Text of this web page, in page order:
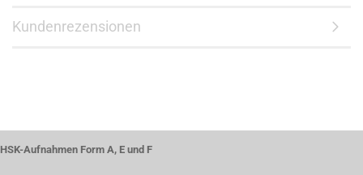
Kundenrezensionen
HSK-Aufnahmen Form A, E und F